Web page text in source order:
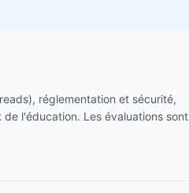
réglementation et sécurité,
l'éducation. Les évaluations sont